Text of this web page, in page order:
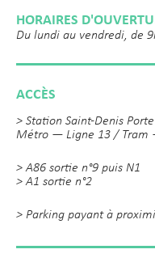
HORAIRES
Du lundi au vendredi, de
ACCÈS
> Station Saint-Denis
Métro — Ligne 13 / Tram
> A86 sortie n°9 puis N1
> A1 sortie n°2
> Parking payant à